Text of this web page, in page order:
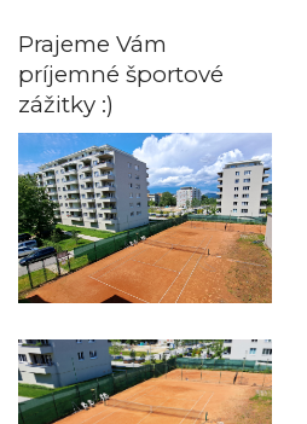
Prajeme Vám
príjemné športové
zážitky :)